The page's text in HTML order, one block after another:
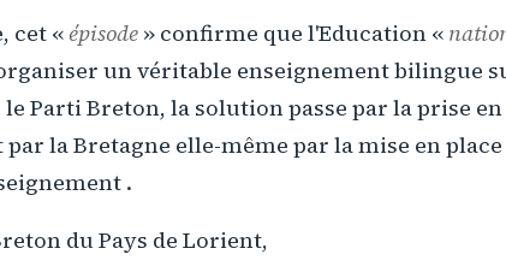
cet « épisode » confirme que l'Education «
un véritable enseignement bilingue
Parti Breton, la solution passe par la prise
la Bretagne elle-même par la mise en
.
du Pays de Lorient,